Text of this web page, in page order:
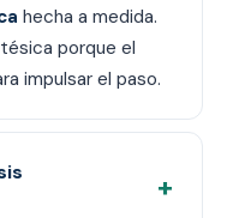
hecha a medida.
porque el
impulsar el paso.
+